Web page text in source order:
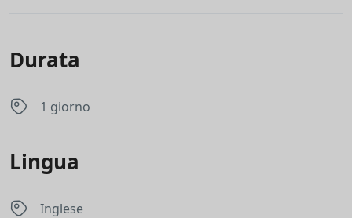
Durata
1 giorno
Lingua
Inglese